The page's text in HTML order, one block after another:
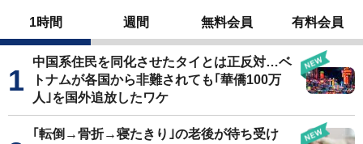
1時間 週間 無料会員 有料会員
中国系住民を同化させたタイとは正反対…ベ
トナムが各国から非難されても｢華僑100万
人｣を国外追放したワケ
｢転倒→骨折→寝たきり｣の老後が待ち受け